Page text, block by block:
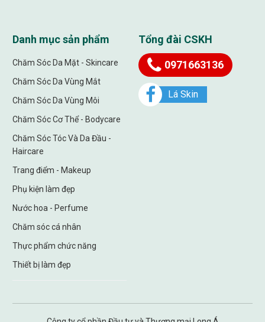
Danh mục sản phẩm
Chăm Sóc Da Mặt - Skincare
Chăm Sóc Da Vùng Mắt
Chăm Sóc Da Vùng Môi
Chăm Sóc Cơ Thể - Bodycare
Chăm Sóc Tóc Và Da Đầu -
Haircare
Trang điểm - Makeup
Phụ kiện làm đẹp
Nước hoa - Perfume
Chăm sóc cá nhân
Thực phẩm chức năng
Thiết bị làm đẹp
Tổng đài CSKH
0971663136
Lá Skin